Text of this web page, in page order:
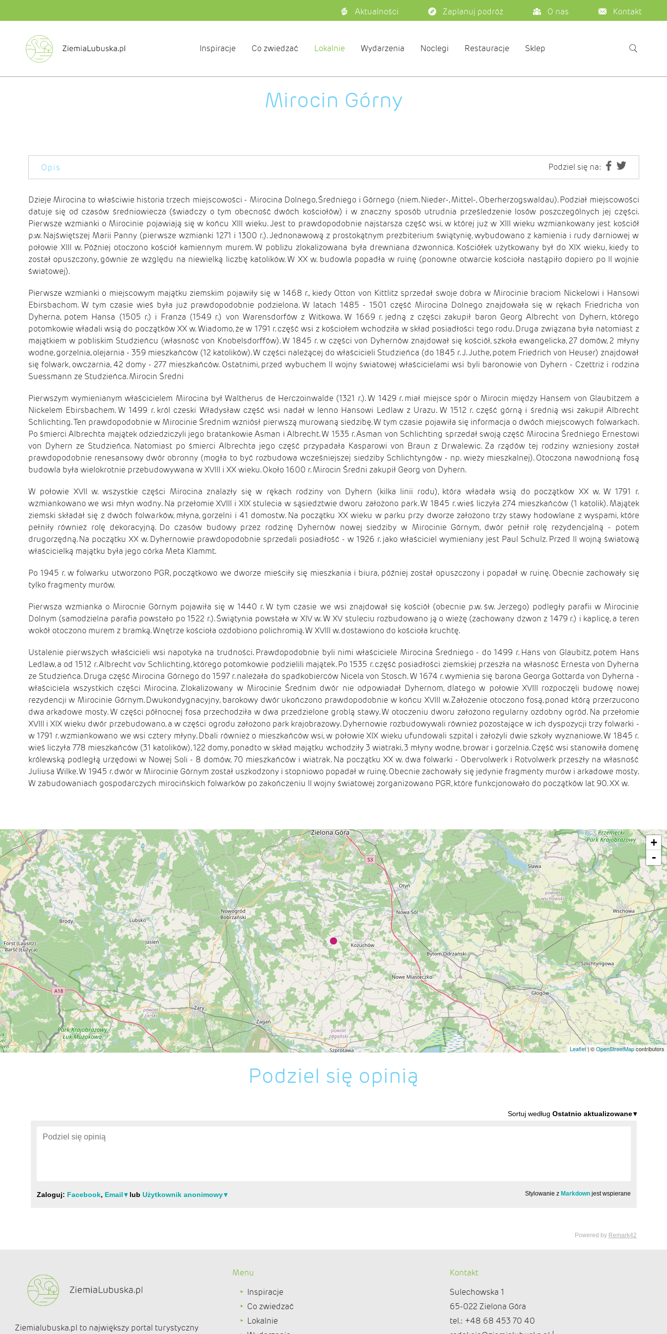
Aktualności Zaplanuj podróż O nas Kontakt
Inspiracje Co zwiedzać Lokalnie Wydarzenia Noclegi Restauracje Sklep
Mirocin Górny
Opis Podziel się na:
Dzieje Mirocina to właściwie historia trzech miejscowości - Mirocina Dolnego, Średniego i Górnego (niem. Nieder-, Mittel-, Oberherzogswaldau). Podział miejscowości
datuje się od czasów średniowiecza (świadczy o tym obecność dwóch kościołów) i w znaczny sposób utrudnia prześledzenie losów poszczególnych jej części.
Pierwsze wzmianki o Mirocinie pojawiają się w końcu XIII wieku. Jest to prawdopodobnie najstarsza część wsi, w której już w XIII wieku wzmiankowany jest kościół
p.w. Najświętszej Marii Panny (pierwsze wzmianki 1271 i 1300 r.). Jednonawową z prostokątnym prezbiterium świątynię, wybudowano z kamienia i rudy darniowej w
połowie XIII w. Później otoczono kościół kamiennym murem. W pobliżu zlokalizowana była drewniana dzwonnica. Kościółek użytkowany był do XIX wieku, kiedy to
został opuszczony, gównie ze względu na niewielką liczbę katolików. W XX w. budowla popadła w ruinę (ponowne otwarcie kościoła nastąpiło dopiero po II wojnie
światowej).
Pierwsze wzmianki o miejscowym majątku ziemskim pojawiły się w 1468 r., kiedy Otton von Kittlitz sprzedał swoje dobra w Mirocinie braciom Nickelowi i Hansowi
Ebirsbachom. W tym czasie wieś była już prawdopodobnie podzielona. W latach 1485 - 1501 część Mirocina Dolnego znajdowała się w rękach Friedricha von
Dyherna, potem Hansa (1505 r.) i Franza (1549 r.) von Warensdorfów z Witkowa. W 1669 r. jedną z części zakupił baron Georg Albrecht von Dyhern, którego
potomkowie władali wsią do początków XX w. Wiadomo, że w 1791 r. część wsi z kościołem wchodziła w skład posiadłości tego rodu. Druga związana była natomiast z
majątkiem w pobliskim Studzieńcu (własność von Knobelsdorffów). W 1845 r. w części von Dyhernów znajdował się kościół, szkoła ewangelicka, 27 domów, 2 młyny
wodne, gorzelnia, olejarnia - 359 mieszkańców (12 katolików). W części należącej do właścicieli Studzieńca (do 1845 r. J. Juthe, potem Friedrich von Heuser) znajdował
się folwark, owczarnia, 42 domy - 277 mieszkańców. Ostatnimi, przed wybuchem II wojny światowej właścicielami wsi byli baronowie von Dyhern - Czettriz i rodzina
Suessmann ze Studzieńca. Mirocin Średni
Pierwszym wymienianym właścicielem Mirocina był Waltherus de Herczoinwalde (1321 r.). W 1429 r. miał miejsce spór o Mirocin między Hansem von Glaubitzem a
Nickelem Ebirsbachem. W 1499 r. król czeski Władysław część wsi nadał w lenno Hansowi Ledlaw z Urazu. W 1512 r. część górną i średnią wsi zakupił Albrecht
Schlichting. Ten prawdopodobnie w Mirocinie Średnim wzniósł pierwszą murowaną siedzibę. W tym czasie pojawiła się informacja o dwóch miejscowych folwarkach.
Po śmierci Albrechta majątek odziedziczyli jego bratankowie Asman i Albrecht. W 1535 r. Asman von Schlichting sprzedał swoją część Mirocina Średniego Ernestowi
von Dyhern ze Studzieńca. Natomiast po śmierci Albrechta jego część przypadała Kasparowi von Braun z Drwalewic. Za rządów tej rodziny wzniesiony został
prawdopodobnie renesansowy dwór obronny (mogła to być rozbudowa wcześniejszej siedziby Schlichtyngów - np. wieży mieszkalnej). Otoczona nawodnioną fosą
budowla była wielokrotnie przebudowywana w XVIII i XX wieku. Około 1600 r. Mirocin Średni zakupił Georg von Dyhern.
W połowie XVII w. wszystkie części Mirocina znalazły się w rękach rodziny von Dyhern (kilka linii rodu), która władała wsią do początków XX w. W 1791 r.
wzmiankowano we wsi młyn wodny. Na przełomie XVIII i XIX stulecia w sąsiedztwie dworu założono park. W 1845 r. wieś liczyła 274 mieszkańców (1 katolik). Majątek
ziemski składał się z dwóch folwarków, młyna, gorzelni i 41 domostw. Na początku XX wieku w parku przy dworze założono trzy stawy hodowlane z wyspami, które
pełniły również rolę dekoracyjną. Do czasów budowy przez rodzinę Dyhernów nowej siedziby w Mirocinie Górnym, dwór pełnił rolę rezydencjalną - potem
drugorzędną. Na początku XX w. Dyhernowie prawdopodobnie sprzedali posiadłość - w 1926 r. jako właściciel wymieniany jest Paul Schulz. Przed II wojną światową
właścicielką majątku była jego córka Meta Klammt.
Po 1945 r. w folwarku utworzono PGR, początkowo we dworze mieściły się mieszkania i biura, później został opuszczony i popadał w ruinę. Obecnie zachowały się
tylko fragmenty murów.
Pierwsza wzmianka o Mirocnie Górnym pojawiła się w 1440 r. W tym czasie we wsi znajdował się kościół (obecnie p.w. św. Jerzego) podległy parafii w Mirocinie
Dolnym (samodzielna parafia powstało po 1522 r.). Świątynia powstała w XIV w. W XV stuleciu rozbudowano ją o wieżę (zachowany dzwon z 1479 r.) i kaplicę, a teren
wokół otoczono murem z bramką. Wnętrze kościoła ozdobiono polichromią. W XVIII w. dostawiono do kościoła kruchtę.
Ustalenie pierwszych właścicieli wsi napotyka na trudności. Prawdopodobnie byli nimi właściciele Mirocina Średniego - do 1499 r. Hans von Glaubitz, potem Hans
Ledlaw, a od 1512 r. Albrecht vov Schlichting, którego potomkowie podzielili majątek. Po 1535 r. część posiadłości ziemskiej przeszła na własność Ernesta von Dyherna
ze Studzieńca. Druga część Mirocina Górnego do 1597 r. należała do spadkobierców Nicela von Stosch. W 1674 r. wymienia się barona Georga Gottarda von Dyherna -
właściciela wszystkich części Mirocina. Zlokalizowany w Mirocinie Średnim dwór nie odpowiadał Dyhernom, dlatego w połowie XVIII rozpoczęli budowę nowej
rezydencji w Mirocinie Górnym. Dwukondygnacyjny, barokowy dwór ukończono prawdopodobnie w końcu XVIII w. Założenie otoczono fosą, ponad którą przerzucono
dwa arkadowe mosty. W części północnej fosa przechodziła w dwa przedzielone groblą stawy. W otoczeniu dworu założono regularny ozdobny ogród. Na przełomie
XVIII i XIX wieku dwór przebudowano, a w części ogrodu założono park krajobrazowy. Dyhernowie rozbudowywali również pozostające w ich dyspozycji trzy folwarki -
w 1791 r. wzmiankowano we wsi cztery młyny. Dbali również o mieszkańców wsi, w połowie XIX wieku ufundowali szpital i założyli dwie szkoły wyznaniowe. W 1845 r.
wieś liczyła 778 mieszkańców (31 katolików), 122 domy, ponadto w skład majątku wchodziły 3 wiatraki, 3 młyny wodne, browar i gorzelnia. Część wsi stanowiła domenę
królewską podległą urzędowi w Nowej Soli - 8 domów, 70 mieszkańców i wiatrak. Na początku XX w. dwa folwarki - Obervolwerk i Rotvolwerk przeszły na własność
Juliusa Wilke. W 1945 r. dwór w Mirocinie Górnym został uszkodzony i stopniowo popadał w ruinę. Obecnie zachowały się jedynie fragmenty murów i arkadowe mosty.
W zabudowaniach gospodarczych mirocińskich folwarków po zakończeniu II wojny światowej zorganizowano PGR, które funkcjonowało do początków lat 90. XX w.
+
-
Leaflet| ©OpenStreetMapcontributors
Podziel się opinią
Ziemialubuska.pl to największy portal turystyczny
Menu
Inspiracje
Co zwiedzać
Lokalnie
Kontakt
Sulechowska 1
65-022 Zielona Góra
tel.: +48 68 453 70 40